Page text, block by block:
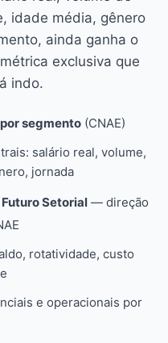
idade média, gênero
ainda ganha o
exclusiva que
indo.
por segmento (CNAE)
salário real, volume,
jornada
Setorial — direção
rotatividade, custo
e operacionais por